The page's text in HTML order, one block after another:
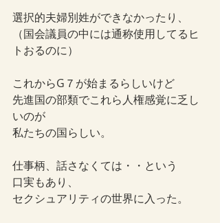
選択的夫婦別姓ができなかったり、
（国会議員の中には通称使用してるヒ
トおるのに）
これからG７が始まるらしいけど
先進国の部類でこれら人権感覚に乏し
いのが
私たちの国らしい。
仕事柄、話さなくては・・という
口実もあり、
セクシュアリティの世界に入った。